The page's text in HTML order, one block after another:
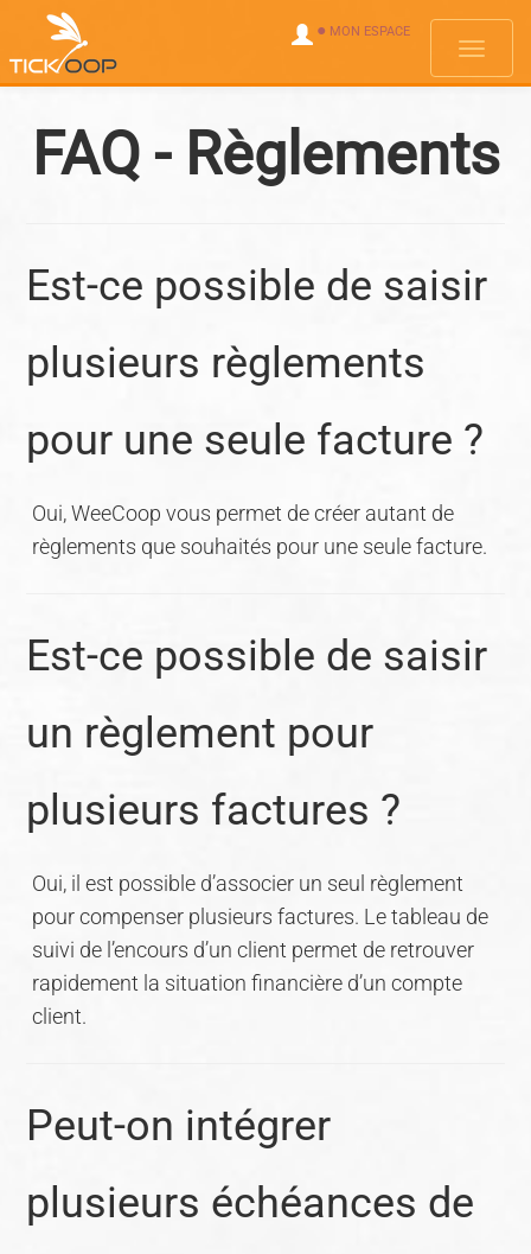
Menus
● MON ESPACE
FAQ - Règlements
Est-ce possible de saisir
plusieurs règlements
pour une seule facture ?
Oui, WeeCoop vous permet de créer autant de
règlements que souhaités pour une seule facture.
Est-ce possible de saisir
un règlement pour
plusieurs factures ?
Oui, il est possible d’associer un seul règlement
pour compenser plusieurs factures. Le tableau de
suivi de l’encours d’un client permet de retrouver
rapidement la situation financière d’un compte
client.
Peut-on intégrer
plusieurs échéances de